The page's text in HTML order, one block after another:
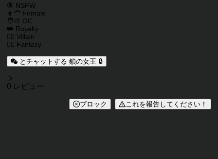
キャラクタータグ
🔞 NSFW
👩‍🦰 Female
🧑‍🎨 OC
👑 Royalty
🦹‍♂️ Villain
🧙‍♂️ Fantasy
とチャットする 鎖の女王 🔒
レビュー
0 レビュー
ブロック これを報告してください！